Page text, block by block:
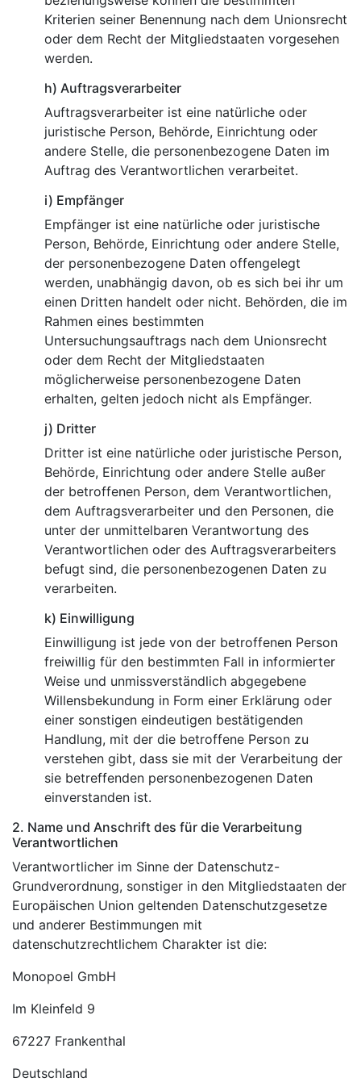
Kriterien seiner Benennung nach dem Unionsrecht
oder dem Recht der Mitgliedstaaten vorgesehen
werden.
h) Auftragsverarbeiter
Auftragsverarbeiter ist eine natürliche oder
juristische Person, Behörde, Einrichtung oder
andere Stelle, die personenbezogene Daten im
Auftrag des Verantwortlichen verarbeitet.
i) Empfänger
Empfänger ist eine natürliche oder juristische
Person, Behörde, Einrichtung oder andere Stelle,
der personenbezogene Daten offengelegt
werden, unabhängig davon, ob es sich bei ihr um
einen Dritten handelt oder nicht. Behörden, die im
Rahmen eines bestimmten
Untersuchungsauftrags nach dem Unionsrecht
oder dem Recht der Mitgliedstaaten
möglicherweise personenbezogene Daten
erhalten, gelten jedoch nicht als Empfänger.
j) Dritter
Dritter ist eine natürliche oder juristische Person,
Behörde, Einrichtung oder andere Stelle außer
der betroffenen Person, dem Verantwortlichen,
dem Auftragsverarbeiter und den Personen, die
unter der unmittelbaren Verantwortung des
Verantwortlichen oder des Auftragsverarbeiters
befugt sind, die personenbezogenen Daten zu
verarbeiten.
k) Einwilligung
Einwilligung ist jede von der betroffenen Person
freiwillig für den bestimmten Fall in informierter
Weise und unmissverständlich abgegebene
Willensbekundung in Form einer Erklärung oder
einer sonstigen eindeutigen bestätigenden
Handlung, mit der die betroffene Person zu
verstehen gibt, dass sie mit der Verarbeitung der
sie betreffenden personenbezogenen Daten
einverstanden ist.
2. Name und Anschrift des für die Verarbeitung
Verantwortlichen
Verantwortlicher im Sinne der Datenschutz-
Grundverordnung, sonstiger in den Mitgliedstaaten der
Europäischen Union geltenden Datenschutzgesetze
und anderer Bestimmungen mit
datenschutzrechtlichem Charakter ist die:
Monopoel GmbH
Im Kleinfeld 9
67227 Frankenthal
Deutschland